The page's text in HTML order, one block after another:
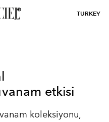
TURKEY
etkisi
koleksiyonu,